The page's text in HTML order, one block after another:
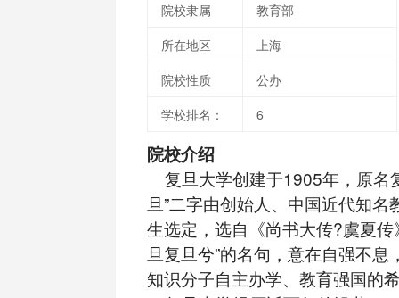
院校隶属
教育部
所在地区
上海
院校性质
公办
学校排名：
6
院校介绍
复旦大学创建于1905年，原名
旦”二字由创始人、中国近代知名
生选定，选自《尚书大传?虞夏传
旦复旦兮”的名句，意在自强不息
知识分子自主办学、教育强国的